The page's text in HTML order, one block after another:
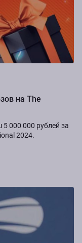
на The
000 000 рублей за
2024.